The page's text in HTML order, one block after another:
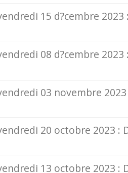
15 d?cembre
08 d?cembre
03 novembre
20 octobre 2023 :
13 octobre 2023 :